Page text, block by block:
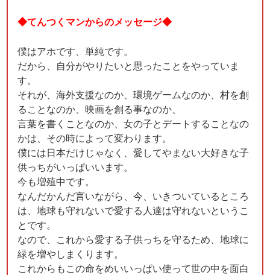
◆てんつくマンからのメッセージ◆
僕はアホです、単純です。
だから、自分がやりたいと思ったことをやっていま
す。
それが、海外支援なのか、環境ゲームなのか、村を創
ることなのか、映画を創る事なのか、
言葉を書くことなのか、女の子とデートすることなの
かは、その時によって変わります。
僕には日本だけじゃなく、愛してやまない大好きな子
供っちがいっぱいいます。
今も増殖中です。
なんだかんだ言いながら、今、いきついているところ
は、地球も守れないで愛する人達は守れないというこ
とです。
なので、これから愛する子供っちを守るため、地球に
緑を増やしまくります。
これからもこの命をめいいっぱい使って世の中を面白